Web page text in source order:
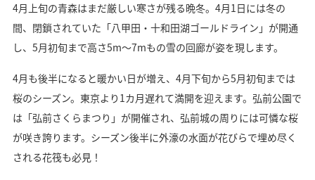
4月上旬の青森はまだ厳しい寒さが残る晩冬。4月1日には冬の
間、閉鎖されていた「八甲田・十和田湖ゴールドライン」が開通
し、5月初旬まで高さ5m～7mもの雪の回廊が姿を現します。
4月も後半になると暖かい日が増え、4月下旬から5月初旬までは
桜のシーズン。東京より1カ月遅れて満開を迎えます。弘前公園で
は「弘前さくらまつり」が開催され、弘前城の周りには可憐な桜
が咲き誇ります。シーズン後半に外濠の水面が花びらで埋め尽く
される花筏も必見！